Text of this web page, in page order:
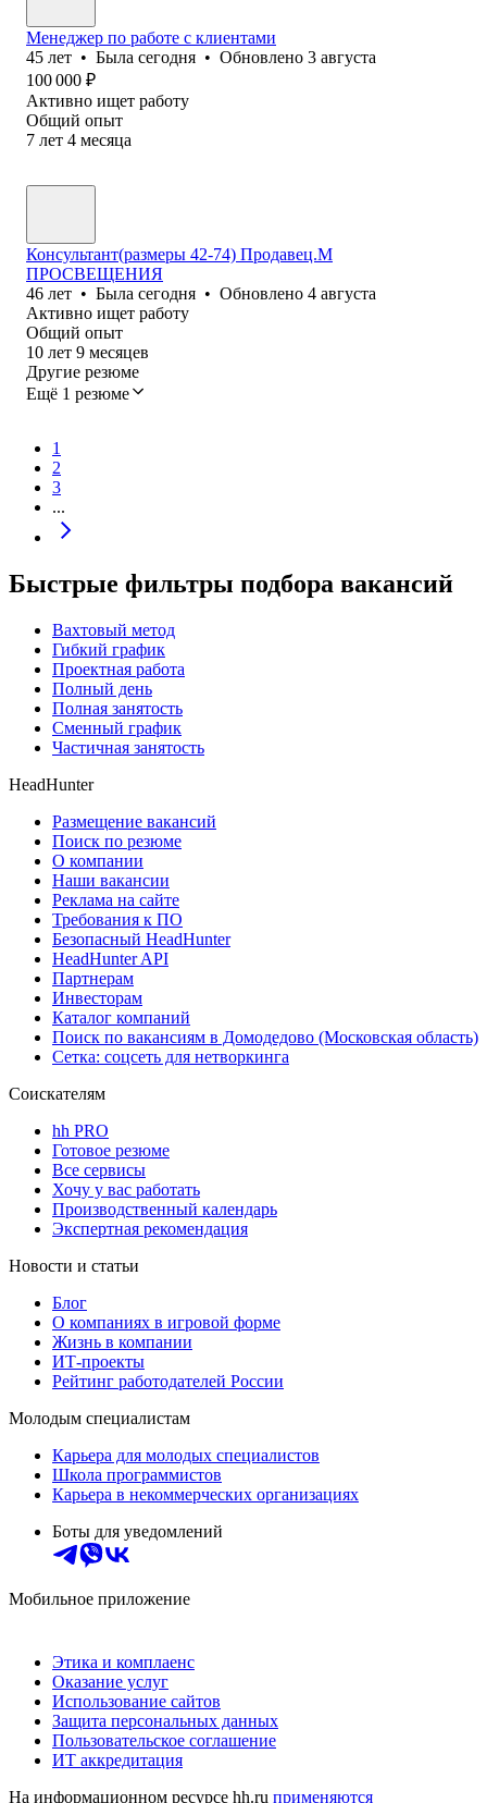
Менеджер по работе с клиентами
45 лет • Была сегодня • Обновлено 3 августа
100 000 ₽
Активно ищет работу
Общий опыт
7 лет 4 месяца
Консультант(размеры 42-74) Продавец.М
ПРОСВЕЩЕНИЯ
46 лет • Была сегодня • Обновлено 4 августа
Активно ищет работу
Общий опыт
10 лет 9 месяцев
Другие резюме
Ещё 1 резюме
1
2
3
...
Быстрые фильтры подбора вакансий
Вахтовый метод
Гибкий график
Проектная работа
Полный день
Полная занятость
Сменный график
Частичная занятость
HeadHunter
Размещение вакансий
Поиск по резюме
О компании
Наши вакансии
Реклама на сайте
Требования к ПО
Безопасный HeadHunter
HeadHunter API
Партнерам
Инвесторам
Каталог компаний
Поиск по вакансиям в Домодедово (Московская область)
Сетка: соцсеть для нетворкинга
Соискателям
hh PRO
Готовое резюме
Все сервисы
Хочу у вас работать
Производственный календарь
Экспертная рекомендация
Новости и статьи
Блог
О компаниях в игровой форме
Жизнь в компании
ИТ-проекты
Рейтинг работодателей России
Молодым специалистам
Карьера для молодых специалистов
Школа программистов
Карьера в некоммерческих организациях
Боты для уведомлений
Мобильное приложение
Этика и комплаенс
Оказание услуг
Использование сайтов
Защита персональных данных
Пользовательское соглашение
ИТ аккредитация
На информационном ресурсе hh.ru применяются